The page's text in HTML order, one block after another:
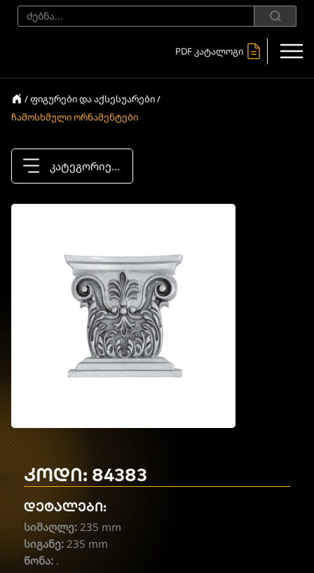
PDF კატალოგი
/ ფიგურები და აქსესუარები /
ჩამოსხმული ორნამენტები
კატეგორიები
კოდი: 84383
დეტალები:
სიმაღლე: 235 mm
სიგანე: 235 mm
წონა: .